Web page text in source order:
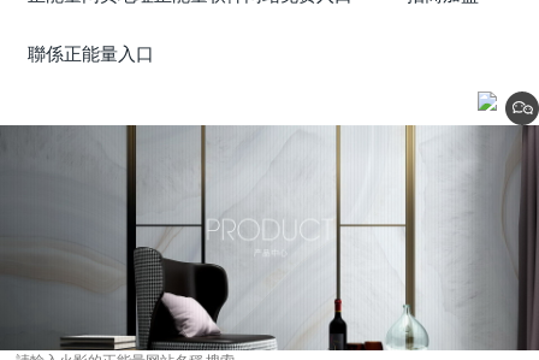
聯係正能量入口